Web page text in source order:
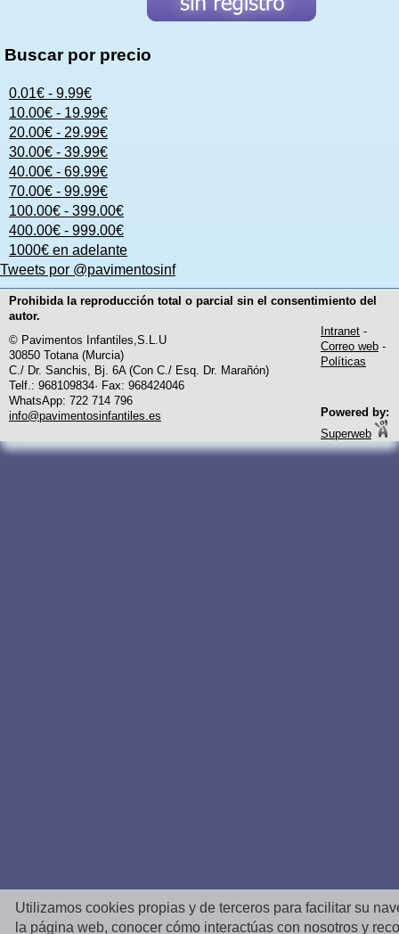
Buscar por precio
0.01€ - 9.99€
10.00€ - 19.99€
20.00€ - 29.99€
30.00€ - 39.99€
40.00€ - 69.99€
70.00€ - 99.99€
100.00€ - 399.00€
400.00€ - 999.00€
1000€ en adelante
Tweets por @pavimentosinf
Prohibida la reproducción total o parcial sin el consentimiento del
autor.
© Pavimentos Infantiles,S.L.U
30850 Totana (Murcia)
C./ Dr. Sanchis, Bj. 6A (Con C./ Esq. Dr. Marañón)
Telf.: 968109834· Fax: 968424046
WhatsApp: 722 714 796
info@pavimentosinfantiles.es
Intranet -
Correo web -
Políticas
Powered by:
Superweb
Utilizamos cookies propias y de terceros para facilitar su
la página web, conocer cómo interactúas con nosotros y